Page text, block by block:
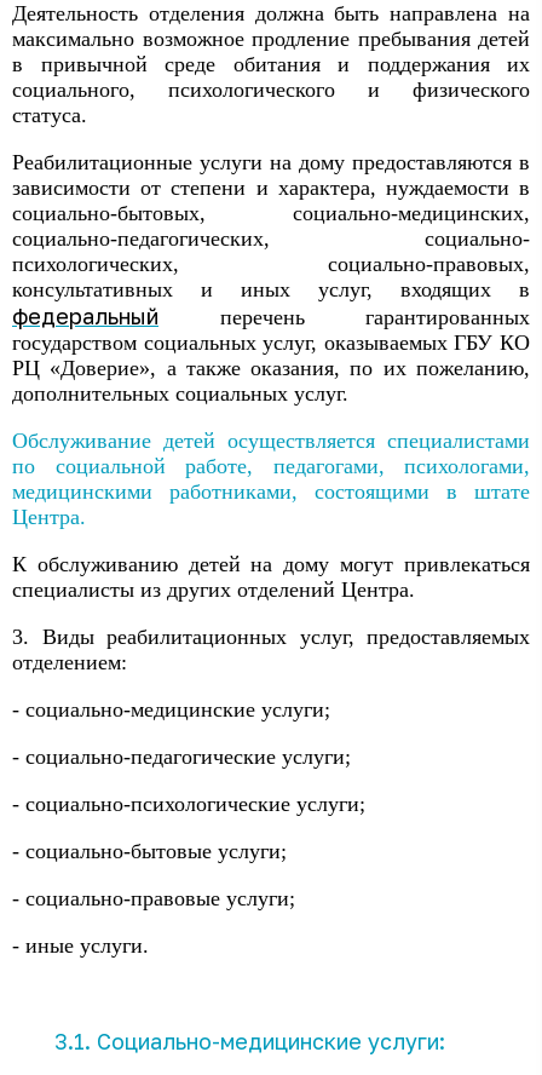
Деятельность отделения должна быть направлена на
максимально возможное продление пребывания детей
в привычной среде обитания и поддержания их
социального, психологического и физического
статуса.
Реабилитационные услуги на дому предоставляются в
зависимости от степени и характера, нуждаемости в
социально-бытовых, социально-медицинских,
социально-педагогических, социально-
психологических, социально-правовых,
консультативных и иных услуг, входящих в
федеральный перечень гарантированных
государством социальных услуг, оказываемых ГБУ КО
РЦ «Доверие», а также оказания, по их пожеланию,
дополнительных социальных услуг.
Обслуживание детей осуществляется специалистами
по социальной работе, педагогами, психологами,
медицинскими работниками, состоящими в штате
Центра.
К обслуживанию детей на дому могут привлекаться
специалисты из других отделений Центра.
3. Виды реабилитационных услуг, предоставляемых
отделением:
- социально-медицинские услуги;
- социально-педагогические услуги;
- социально-психологические услуги;
- социально-бытовые услуги;
- социально-правовые услуги;
- иные услуги.
3.1. Социально-медицинские услуги: